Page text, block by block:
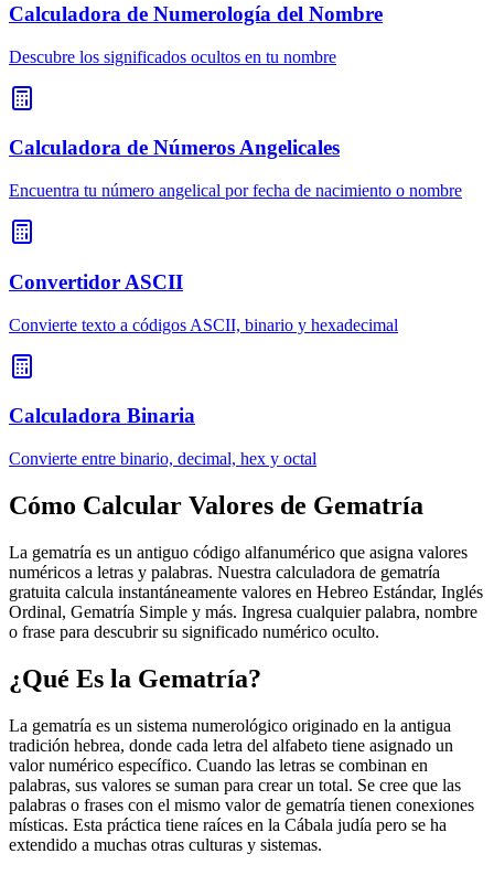
Calculadora de Numerología del Nombre
Descubre los significados ocultos en tu nombre
Calculadora de Números Angelicales
Encuentra tu número angelical por fecha de nacimiento o nombre
Convertidor ASCII
Convierte texto a códigos ASCII, binario y hexadecimal
Calculadora Binaria
Convierte entre binario, decimal, hex y octal
Cómo Calcular Valores de Gematría
La gematría es un antiguo código alfanumérico que asigna valores
numéricos a letras y palabras. Nuestra calculadora de gematría
gratuita calcula instantáneamente valores en Hebreo Estándar, Inglés
Ordinal, Gematría Simple y más. Ingresa cualquier palabra, nombre
o frase para descubrir su significado numérico oculto.
¿Qué Es la Gematría?
La gematría es un sistema numerológico originado en la antigua
tradición hebrea, donde cada letra del alfabeto tiene asignado un
valor numérico específico. Cuando las letras se combinan en
palabras, sus valores se suman para crear un total. Se cree que las
palabras o frases con el mismo valor de gematría tienen conexiones
místicas. Esta práctica tiene raíces en la Cábala judía pero se ha
extendido a muchas otras culturas y sistemas.